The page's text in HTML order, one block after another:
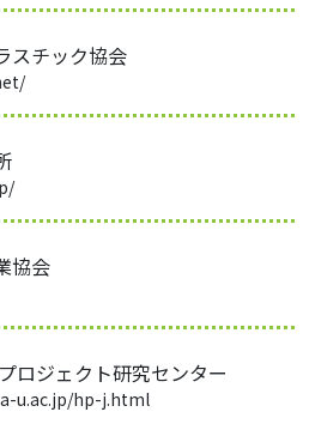
スチック協会
協会
ロジェクト研究センター
u.ac.jp/hp-j.html